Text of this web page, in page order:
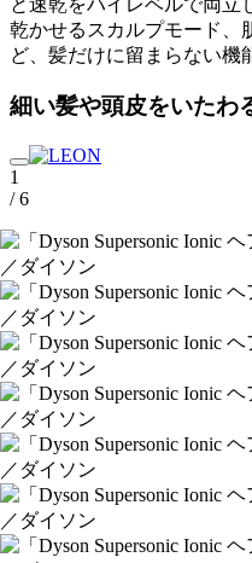
乾かせるスカルプモード、
ど、髪だけに留まらない機
細い髪や頭皮をいたわ
1
/ 6